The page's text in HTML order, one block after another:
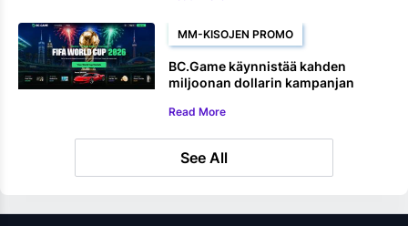
MM-KISOJEN PROMO
BC.Game käynnistää kahden
miljoonan dollarin kampanjan
Read More
See All